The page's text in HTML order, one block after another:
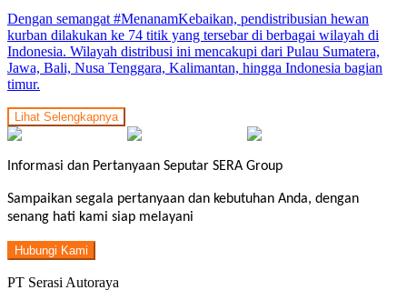
Dengan semangat #MenanamKebaikan, pendistribusian hewan
kurban dilakukan ke 74 titik yang tersebar di berbagai wilayah di
Indonesia. Wilayah distribusi ini mencakupi dari Pulau Sumatera,
Jawa, Bali, Nusa Tenggara, Kalimantan, hingga Indonesia bagian
timur.
Lihat Selengkapnya
Informasi dan Pertanyaan Seputar SERA Group
Sampaikan segala pertanyaan dan kebutuhan Anda, dengan
senang hati kami siap melayani
Hubungi Kami
PT Serasi Autoraya